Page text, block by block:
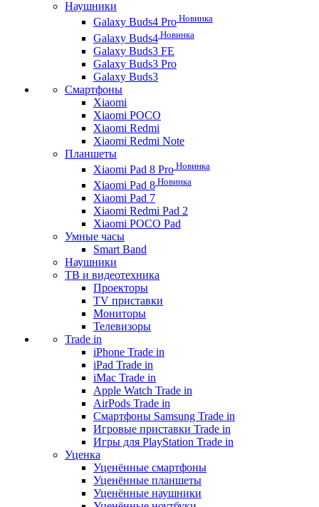
Наушники
Galaxy Buds4 Pro Новинка
Galaxy Buds4 Новинка
Galaxy Buds3 FE
Galaxy Buds3 Pro
Galaxy Buds3
Смартфоны
Xiaomi
Xiaomi POCO
Xiaomi Redmi
Xiaomi Redmi Note
Планшеты
Xiaomi Pad 8 Pro Новинка
Xiaomi Pad 8 Новинка
Xiaomi Pad 7
Xiaomi Redmi Pad 2
Xiaomi POCO Pad
Умные часы
Smart Band
Наушники
ТВ и видеотехника
Проекторы
TV приставки
Мониторы
Телевизоры
Trade in
iPhone Trade in
iPad Trade in
iMac Trade in
Apple Watch Trade in
AirPods Trade in
Смартфоны Samsung Trade in
Игровые приставки Trade in
Игры для PlayStation Trade in
Уценка
Уценённые смартфоны
Уценённые планшеты
Уценённые наушники